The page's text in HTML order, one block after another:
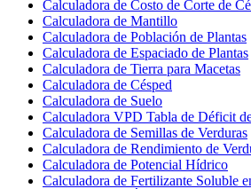
Calculadora de Costo de Corte de
Calculadora de Mantillo
Calculadora de Población de Plantas
Calculadora de Espaciado de Plantas
Calculadora de Tierra para Macetas
Calculadora de Césped
Calculadora de Suelo
Calculadora VPD Tabla de Déficit
Calculadora de Semillas de Verduras
Calculadora de Rendimiento de
Calculadora de Potencial Hídrico
Calculadora de Fertilizante Soluble